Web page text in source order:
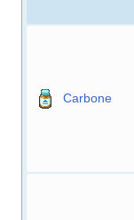
Carbone